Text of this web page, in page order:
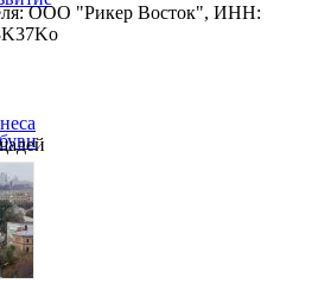
ООО "Рикер Восток", ИНН: